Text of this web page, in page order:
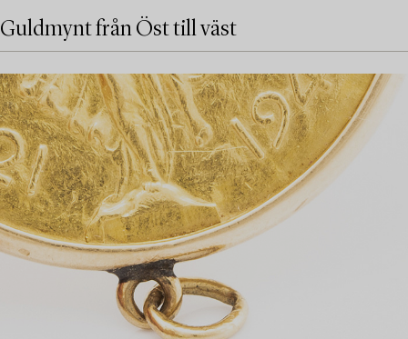
Guldmynt från Öst till väst